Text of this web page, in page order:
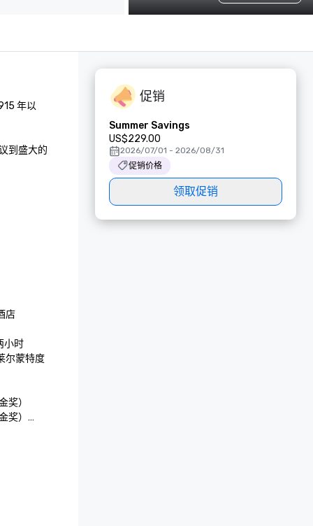
年以
到盛大的
店
小时
尔蒙特度
奖）
奖）
促销
Summer Savings
US$229.00
2026/07/01 - 2026/08/31
促销价格
领取促销